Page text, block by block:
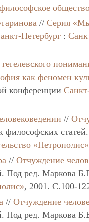
//Серия
Петербург :
как феномен
конференции
//
философских
«Петрополис»
//Отчуждение
Под ред. Маркова
, 2001. C.100-
//Отчуждение
Под ред. Маркова